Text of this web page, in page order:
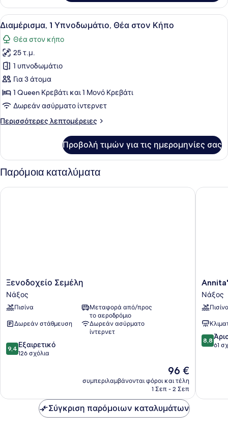
2
Υπνοδωμάτια,
Θέα
στον
Κήπο
Προβολή
όλων
των
φωτογραφιών
για
Διαμέρισμα,
1
Υπνοδωμάτιο,
στον
Ένα στρωμένο κρεβάτι με
3
Διαμέρισμα, 1 Υπνοδωμάτιο, Θέα στον Κήπο
Θέα στον κήπο
25 τ.μ.
1 υπνοδωμάτιο
Για 3 άτομα
1 Queen Κρεβάτι και 1 Μονό Κρεβάτι
Δωρεάν ασύρματο ίντερνετ
Περισσότερες λεπτομέρειες
Περισσότερες
1
Υπνοδωμάτιο,
Θέα
στον
Κήπο
Προβολή τιμών για τις ημερομηνίες σας
Παρόμοια καταλύματα
Ξενοδοχείο
Σεμέλη
Νάξος
Ξενοδοχείο Σεμέλη
Νάξος
Πισίνα
Μεταφορά από/προς
το αεροδρόμιο
Δωρεάν στάθμευση
Δωρεάν ασύρματο
ίντερνετ
9.4
στα
9,4 Εξαιρετικό
126 σχόλια
Η
τιμή
είναι
96 €
συμπεριλαμβάνονται φόροι και τέλη
1 Σεπ - 2 Σεπ
Ξενοδοχείο Σεμέλη
Annita's
Village
Νάξος
Νάξος
8.8
στα
8,8
61
Annita's
Σύγκριση παρόμοιων καταλυμάτων